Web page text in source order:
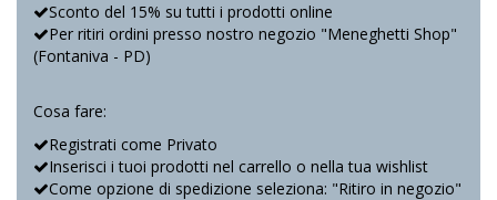
Sconto del 15% su tutti i prodotti online
Per ritiri ordini presso nostro negozio "Meneghetti Shop"
(Fontaniva - PD)
Cosa fare:
Registrati come Privato
Inserisci i tuoi prodotti nel carrello o nella tua wishlist
Come opzione di spedizione seleziona: "Ritiro in negozio"